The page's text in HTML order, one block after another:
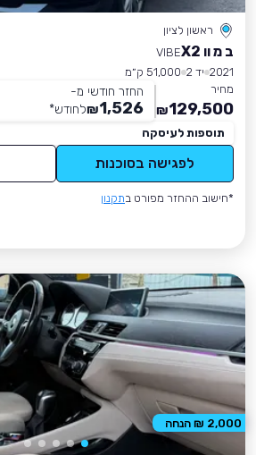
ראשון לציון
ב מ וו X2
VIBE
2021 יד 2
51,000 ק״מ
מחיר
129,500
₪
החזר חודשי מ-
1,526
₪לחודש*
תוספות לעיסקה
לפגישה בסוכנות
*חישוב ההחזר מפורט בתקנון
2,000 ₪ הנחה